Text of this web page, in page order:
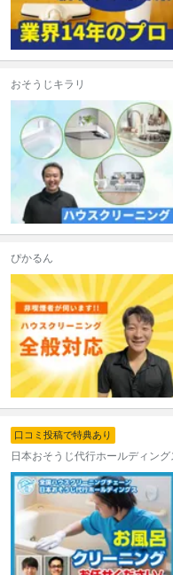
おそうじキラリ
ぴかるん
口コミ投稿で特典あり
日本おそうじ代行ホールディン